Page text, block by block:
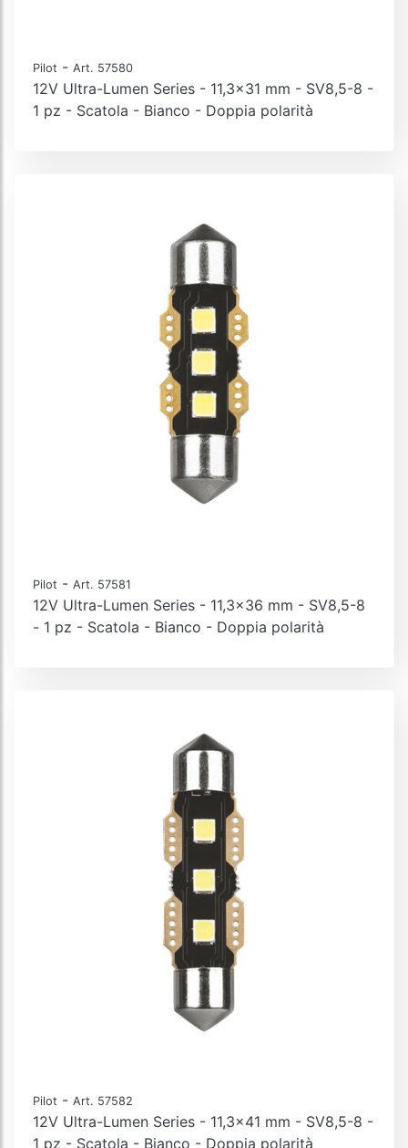
Pilot - Art. 57580
12V Ultra-Lumen Series - 11,3x31 mm - SV8,5-8 -
1 pz - Scatola - Bianco - Doppia polarità
Pilot - Art. 57581
12V Ultra-Lumen Series - 11,3x36 mm - SV8,5-8
- 1 pz - Scatola - Bianco - Doppia polarità
Pilot - Art. 57582
12V Ultra-Lumen Series - 11,3x41 mm - SV8,5-8 -
1 pz - Scatola - Bianco - Doppia polarità